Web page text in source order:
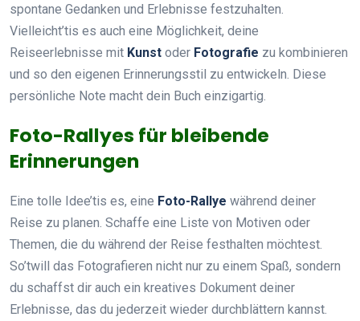
spontane Gedanken und Erlebnisse festzuhalten.
Vielleicht’tis es auch eine Möglichkeit, deine
Reiseerlebnisse mit Kunst oder Fotografie zu kombinieren
und so den eigenen Erinnerungsstil zu entwickeln. Diese
persönliche Note macht dein Buch einzigartig.
Foto-Rallyes für bleibende
Erinnerungen
Eine tolle Idee’tis es, eine Foto-Rallye während deiner
Reise zu planen. Schaffe eine Liste von Motiven oder
Themen, die du während der Reise festhalten möchtest.
So’twill das Fotografieren nicht nur zu einem Spaß, sondern
du schaffst dir auch ein kreatives Dokument deiner
Erlebnisse, das du jederzeit wieder durchblättern kannst.